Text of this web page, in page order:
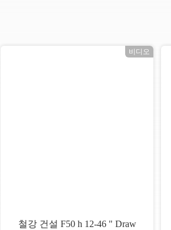
비디오
철강 건설 F50 h 12-46 " Draw